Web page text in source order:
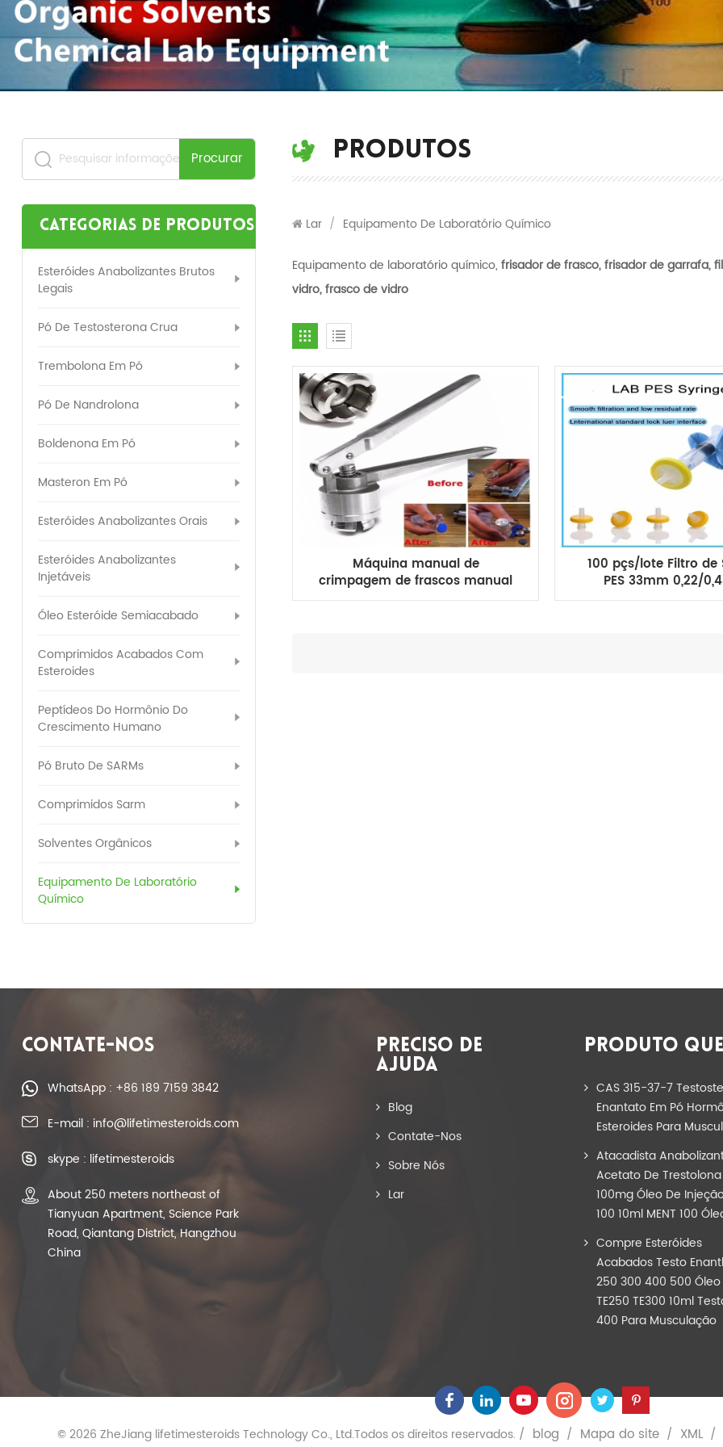
Procurar
Categorias de produtos
Esteróides Anabolizantes Brutos
Legais
Pó De Testosterona Crua
Trembolona Em Pó
Pó De Nandrolona
Boldenona Em Pó
Masteron Em Pó
Esteróides Anabolizantes Orais
Esteróides Anabolizantes
Injetáveis
Óleo Esteróide Semiacabado
Comprimidos Acabados Com
Esteroides
Peptídeos Do Hormônio Do
Crescimento Humano
Pó Bruto De SARMs
Comprimidos Sarm
Solventes Orgânicos
Equipamento De Laboratório
Químico
PRODUTOS
Lar / Equipamento De Laboratório Químico
Equipamento de laboratório químico,frisador de frasco, frisador de garrafa,
vidro, frasco de vidro
Máquina manual de
crimpagem de frascos manual
de 20 mm com tampa flip-off
100 pçs/lote Filtro de
PES 33mm 0,22/
Bloqueio luer
CONTATE-NOS
WhatsApp : +86 189 7159 3842
E-mail : info@lifetimesteroids.com
skype : lifetimesteroids
About 250 meters northeast of
Tianyuan Apartment, Science Park
Road, Qiantang District, Hangzhou
China
PRECISO DE
AJUDA
Blog
Contate-Nos
Sobre Nós
Lar
PRODUTO
CAS 315-37-7
Enantato Em Pó
Esteroides Para
Atacadista
Acetato De Trestolona
100mg Óleo De
100 10ml MENT 100
Compre Esteróides
Acabados Testo
250 300 400 500 Óleo
TE250 TE300 10ml
400 Para Musculação
© 2026 ZheJiang lifetimesteroids Technology Co., Ltd.Todos os direitos reservados. / blog / Mapa do site / XML /